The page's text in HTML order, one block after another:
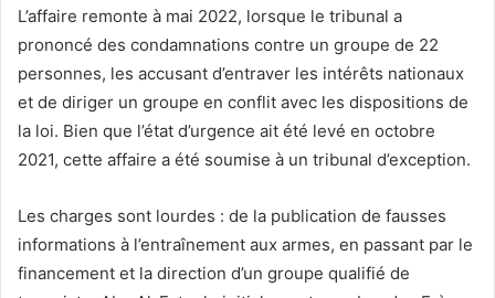
L’affaire remonte à mai 2022, lorsque le tribunal a
prononcé des condamnations contre un groupe de 22
personnes, les accusant d’entraver les intérêts nationaux
et de diriger un groupe en conflit avec les dispositions de
la loi. Bien que l’état d’urgence ait été levé en octobre
2021, cette affaire a été soumise à un tribunal d’exception.
Les charges sont lourdes : de la publication de fausses
informations à l’entraînement aux armes, en passant par le
financement et la direction d’un groupe qualifié de